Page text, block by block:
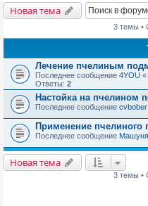
Новая тема
3 темы •
Лечение пчелиным
Последнее сообщение 4YOU «
Ответы: 2
Настойка на пчелином
Последнее сообщение cvbober
Применение пчелиного
Последнее сообщение Машуня
Новая тема
3 темы •